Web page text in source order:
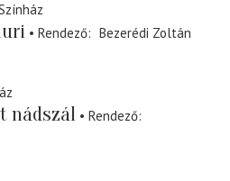
Rendező
Bezerédi Zoltán
nádszál
Rendező